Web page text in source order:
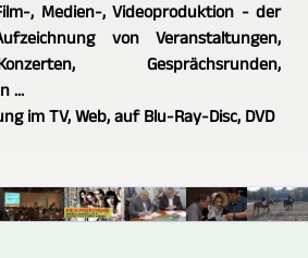
, Medien-, Videoproduktion - der
von Veranstaltungen,
Gesprächsrunden,
...
im TV, Web, auf Blu-Ray-Disc, DVD